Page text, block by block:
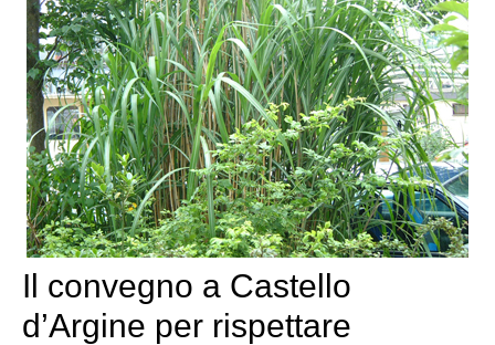
Il convegno a Castello
d’Argine per rispettare